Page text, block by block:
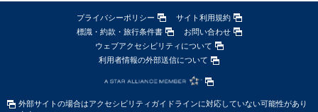
プライバシーポリシー
サイト利用規約
標識・約款・旅行条件書
お問い合わせ
ウェブアクセシビリティについて
利用者情報の外部送信について
外部サイトの場合はアクセシビリティガイドラインに対応していない可能性があり